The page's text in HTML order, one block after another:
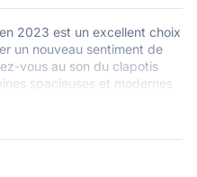
2023 est un excellent choix
un nouveau sentiment de
vous au son du clapotis
spacieuses et modernes
avec des amis et en famille.
idéal pour explorer
!